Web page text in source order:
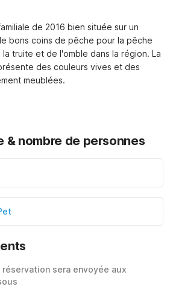
de 2016 bien située sur un
bons coins de pêche pour la pêche
truite et de l'omble dans la région. La
des couleurs vives et des
meublées.
& nombre de personnes
sera envoyée aux